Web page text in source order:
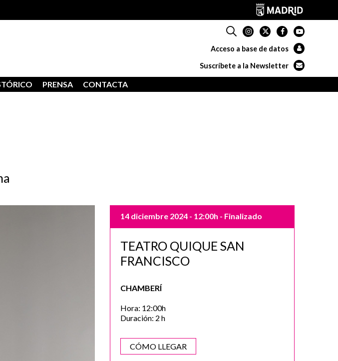
Acceso a base de datos
Suscríbete a la Newsletter
PRENSA CONTACTA
14 diciembre 2024 - 12:00h - Finalizado
TEATRO QUIQUE SAN
FRANCISCO
CHAMBERÍ
Hora: 12:00h
Duración: 2 h
CÓMO LLEGAR